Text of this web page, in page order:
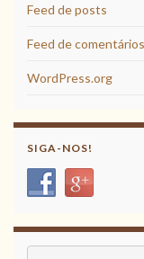
Feed de posts
Feed de comentários
WordPress.org
SIGA-NOS!